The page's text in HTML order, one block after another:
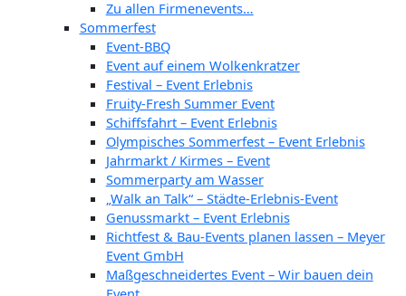
Zu allen Firmenevents…
Sommerfest
Event-BBQ
Event auf einem Wolkenkratzer
Festival – Event Erlebnis
Fruity-Fresh Summer Event
Schiffsfahrt – Event Erlebnis
Olympisches Sommerfest – Event Erlebnis
Jahrmarkt / Kirmes – Event
Sommerparty am Wasser
„Walk an Talk“ – Städte-Erlebnis-Event
Genussmarkt – Event Erlebnis
Richtfest & Bau-Events planen lassen – Meyer
Event GmbH
Maßgeschneidertes Event – Wir bauen dein